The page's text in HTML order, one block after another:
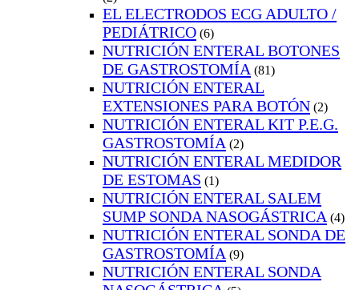
EL ELECTRODOS ECG ADULTO /
PEDIÁTRICO (6)
NUTRICIÓN ENTERAL BOTONES
DE GASTROSTOMÍA (81)
NUTRICIÓN ENTERAL
EXTENSIONES PARA BOTÓN (2)
NUTRICIÓN ENTERAL KIT P.E.G.
GASTROSTOMÍA (2)
NUTRICIÓN ENTERAL MEDIDOR
DE ESTOMAS (1)
NUTRICIÓN ENTERAL SALEM
SUMP SONDA NASOGÁSTRICA (4)
NUTRICIÓN ENTERAL SONDA DE
GASTROSTOMÍA (9)
NUTRICIÓN ENTERAL SONDA